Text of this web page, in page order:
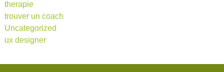
therapie
trouver un coach
Uncategorized
ux designer